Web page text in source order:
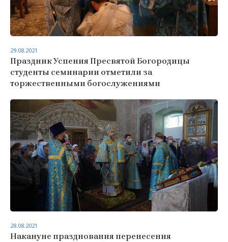
Праздник Успения Пресвятой Богородицы
студенты семинарии отметили за
торжественными богослужениями
29.08.2021
Накануне празднования перенесения
28.08.2021